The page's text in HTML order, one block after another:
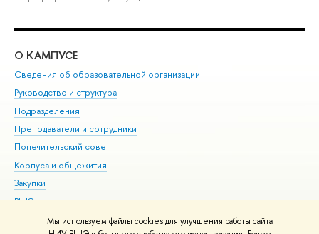
Мы используем файлы cookies для улучшения работы сайта
О КАМПУСЕ
Сведения об образовательной организации
Руководство и структура
Подразделения
Преподаватели и сотрудники
Попечительский совет
Корпуса и общежития
Закупки
ВШЭ для студентов с ограниченными возможностями
здоровья и инвалидностью